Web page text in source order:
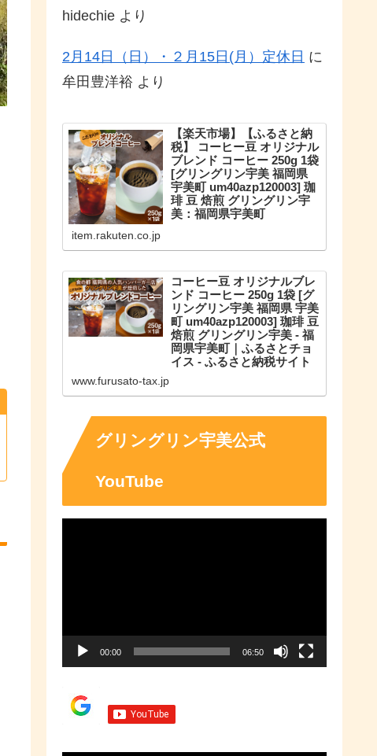
hidechie より
2月14日（日）・２月15日(月）定休日 に
牟田豊洋裕 より
【楽天市場】【ふるさと納
税】 コーヒー豆 オリジナル
ブレンド コーヒー 250g 1袋
[グリングリン宇美 福岡県
宇美町 um40azp120003] 珈
琲 豆 焙煎 グリングリン宇
美：福岡県宇美町
ジナルブレンド コーヒー 250g 1袋
item.rakuten.co.jp
コーヒー豆 オリジナルブレ
ンド コーヒー 250g 1袋 [グ
リングリン宇美 福岡県 宇美
町 um40azp120003] 珈琲 豆
焙煎 グリングリン宇美 - 福
岡県宇美町｜ふるさとチョ
イス - ふるさと納税サイト
満載のふるさと納税No.1サイト
の魅力を知ったうえで、あなたが
応援したい地域に簡単・便利にふ
るさと納税で寄付ができます。
www.furusato-tax.jp
グリングリン宇美公式
YouTube
00:00 06:50